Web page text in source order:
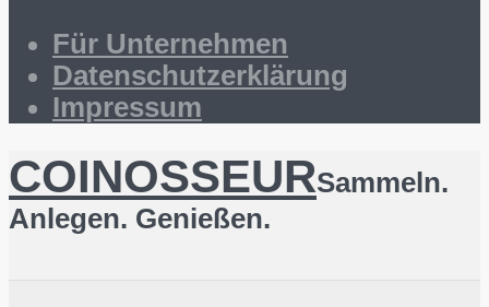
Für Unternehmen
Datenschutzerklärung
Impressum
COINOSSEURSammeln.
Anlegen. Genießen.